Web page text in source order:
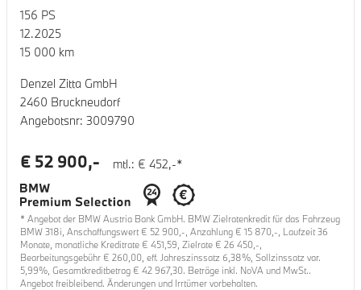
156 PS
12.2025
15 000 km
Denzel Zitta GmbH
2460 Bruckneudorf
Angebotsnr: 3009790
mtl.: € 452,-*
€ 52 900,-
* Angebot der BMW Austria Bank GmbH. BMW Zielratenkredit für das Fahrzeug
BMW 318i , Anschaffungswert € 52 900 ,-, Anzahlung € 15 870 ,-, Laufzeit36
Monate, monatliche Kreditrate € 451,59 , Zielrate € 26 450 ,-,
Bearbeitungsgebühr € 260,00 , eff. Jahreszinssatz 6,38%, Sollzinssatz var.
5,99%, Gesamtkreditbetrag € 42 967,30. Beträge inkl. NoVA und MwSt..
Angebot freibleibend. Änderungen und Irrtümer vorbehalten.